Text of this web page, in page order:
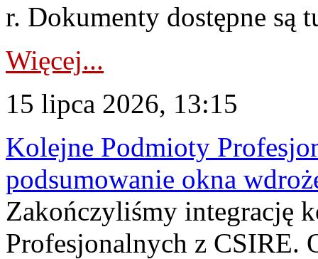
r. Dokumenty dostępne są
Więcej...
15 lipca 2026, 13:15
Kolejne Podmioty
podsumowanie okna
Zakończyliśmy integrację
Profesjonalnych z CSIRE.